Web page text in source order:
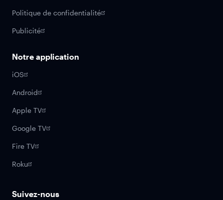
Politique de confidentialité
Publicité
Notre application
iOS
Android
Apple TV
Google TV
Fire TV
Roku
Suivez-nous